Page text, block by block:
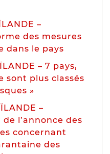
–
des mesures
dans le pays
– 7 pays,
sont plus classés
»
–
l’annonce des
concernant
des